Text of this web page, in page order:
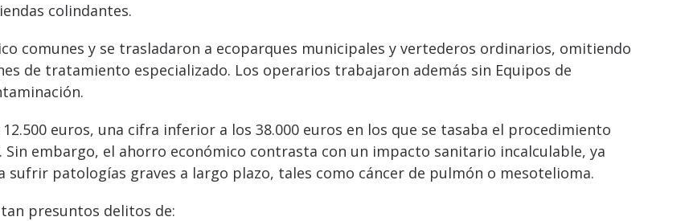
colindantes.
comunes y se trasladaron a ecoparques municipales y vertederos ordinarios, omitiendo
de tratamiento especializado. Los operarios trabajaron además sin Equipos de
euros, una cifra inferior a los 38.000 euros en los que se tasaba el procedimiento
embargo, el ahorro económico contrasta con un impacto sanitario incalculable, ya
sufrir patologías graves a largo plazo, tales como cáncer de pulmón o mesotelioma.
presuntos delitos de: